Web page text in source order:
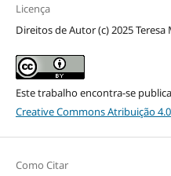
Licença
Direitos de Autor (c) 2025
Este trabalho encontra-se
Creative Commons Atribuição 4.0
Como Citar